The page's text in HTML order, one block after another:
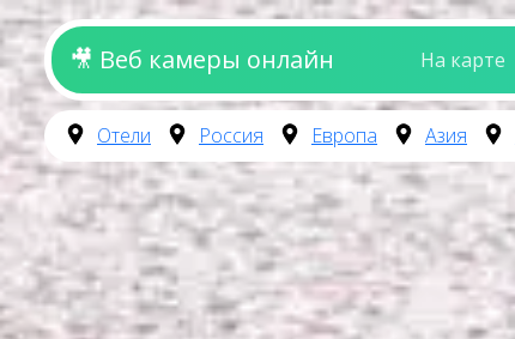
🎥 Веб камеры онлайн На карте
Отели Россия Европа Азия